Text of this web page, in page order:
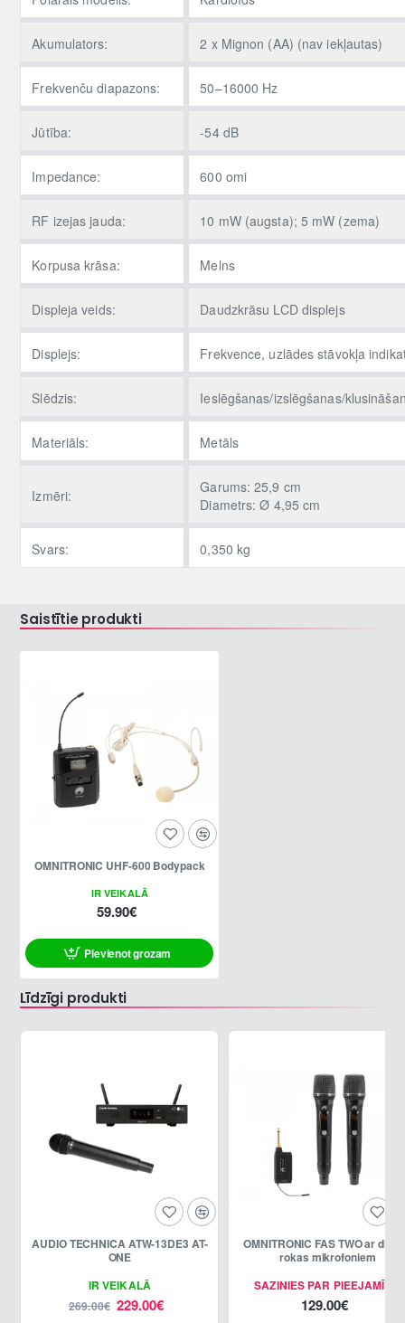
Akumulators: 2 x Mignon (AA) (nav iekļautas)
Frekvenču diapazons: 50–16000 Hz
Jūtība: -54 dB
Impedance: 600 omi
RF izejas jauda: 10 mW (augsta); 5 mW (zema)
Korpusa krāsa: Melns
Displeja veids: Daudzkrāsu LCD displejs
Displejs: Frekvence, uzlādes stāvokļa
Slēdzis: Ieslēgšanas/izslēgšanas/
Materiāls: Metāls
Izmēri:
Garums: 25,9 cm
Diametrs: Ø 4,95 cm
Svars: 0,350 kg
Saistītie produkti
IR VEIKALĀ
OMNITRONIC UHF-600 Bodypack
59.90€
Pievienot grozam
Līdzīgi produkti
-15%
IR VEIKALĀ
AUDIO TECHNICA ATW-13DE3 AT-
ONE
229.00€
269.00€
SAZINIES PAR PIEEJAMĪBU
OMNITRONIC FAS TWO ar
rokas mikrofoniem
129.00€